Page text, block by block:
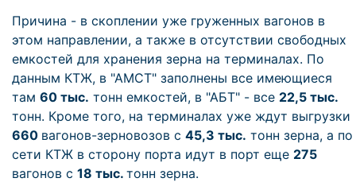
Причина - в скоплении уже груженных вагонов в
этом направлении, а также в отсутствии свободных
емкостей для хранения зерна на терминалах. По
данным КТЖ, в "АМСТ" заполнены все имеющиеся
там 60 тыс. тонн емкостей, в "АБТ" - все 22,5 тыс.
тонн. Кроме того, на терминалах уже ждут выгрузки
660 вагонов-зерновозов с 45,3 тыс. тонн зерна, а по
сети КТЖ в сторону порта идут в порт еще 275
вагонов с 18 тыс. тонн зерна.